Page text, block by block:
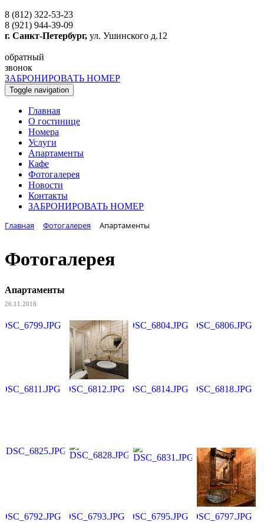
8 (812) 322-53-23
8 (921) 944-39-09
г. Санкт-Петербург, ул. Ушинского д.12
обратный
звонок
ЗАБРОНИРОВАТЬ НОМЕР
Toggle navigation
Главная
O гостинице
Номера
Услуги
Апартаменты
Кафе
Фотогалерея
Новости
Контакты
ЗАБРОНИРОВАТЬ НОМЕР
Главная Фотогалерея Апартаменты
Фотогалерея
Апартаменты
26.11.2018